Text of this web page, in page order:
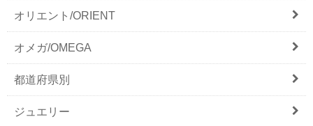
オリエント/ORIENT
オメガ/OMEGA
都道府県別
ジュエリー